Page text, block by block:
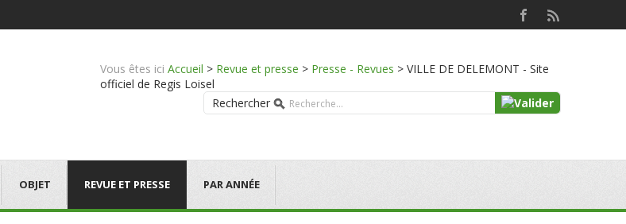
Vous êtes ici Accueil > Revue et presse > Presse - Revues > VILLE DE DELEMONT - Site
officiel de Regis Loisel
Rechercher
OBJET REVUE ET PRESSE PAR ANNÉE